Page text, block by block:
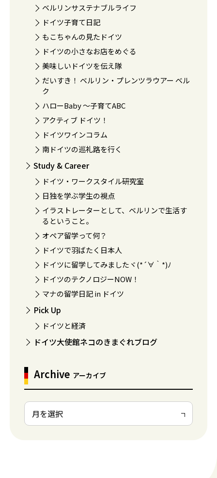
ベルリンサステナブルライフ
ドイツ子育て日記
もこちゃんの見たドイツ
ドイツの小さなお店をめぐる
美味しいドイツを伝え隊
だいすき！ ベルリン・プレンツラウアー ベル
ク
ハローBaby 〜子育てABC
アクティブ ドイツ！
ドイツワインコラム
南ドイツの巡礼路を行く
Study & Career
ドイツ・ワークスタイル研究室
日独を学ぶ学生の視点
イラストレーターとして、ベルリンで生活す
るということ。
オペア留学って何？
ドイツで羽ばたく日本人
ドイツに留学してみましたヾ(*´∀｀*)ﾉ
ドイツのテクノロジーNOW！
マナの留学日記 in ドイツ
Pick Up
ドイツと経済
ドイツ大使館ネコのきまぐれブログ
Archive アーカイブ